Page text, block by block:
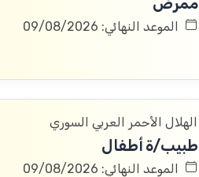
الموعد النهائي: 09/08/2026
الهلال الأحمر العربي السوري
طبيب/ة أطفال
الموعد النهائي: 09/08/2026